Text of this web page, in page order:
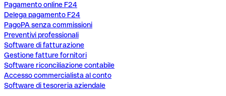
Pagamento online F24
Delega pagamento F24
PagoPA senza commissioni
Preventivi professionali
Software di fatturazione
Gestione fatture fornitori
Software riconciliazione contabile
Accesso commercialista al conto
Software di tesoreria aziendale